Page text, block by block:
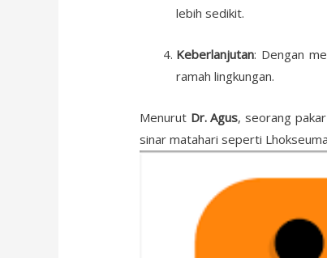
lebih sedikit.
Keberlanjutan: Dengan
ramah lingkungan.
Menurut Dr. Agus, seorang
sinar matahari seperti